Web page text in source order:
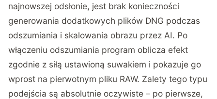
najnowszej odsłonie, jest brak konieczności
generowania dodatkowych plików DNG podczas
odszumiania i skalowania obrazu przez AI. Po
włączeniu odszumiania program oblicza efekt
zgodnie z siłą ustawioną suwakiem i pokazuje go
wprost na pierwotnym pliku RAW. Zalety tego typu
podejścia są absolutnie oczywiste – po pierwsze,